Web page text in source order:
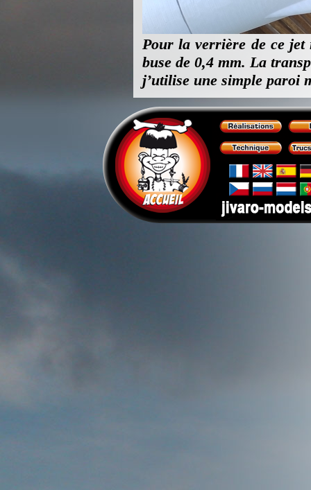
Pour la verrière de ce jet
buse de 0,4 mm. La
j’utilise une simple paroi